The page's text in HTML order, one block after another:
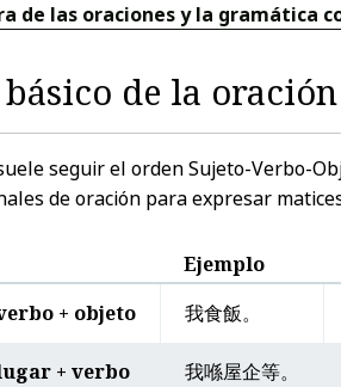
de las oraciones y la gramática
de la oración
seguir el orden Sujeto-Verbo-
de oración para expresar
Ejemplo
+ objeto
我食飯。
+ verbo 我喺屋企等。